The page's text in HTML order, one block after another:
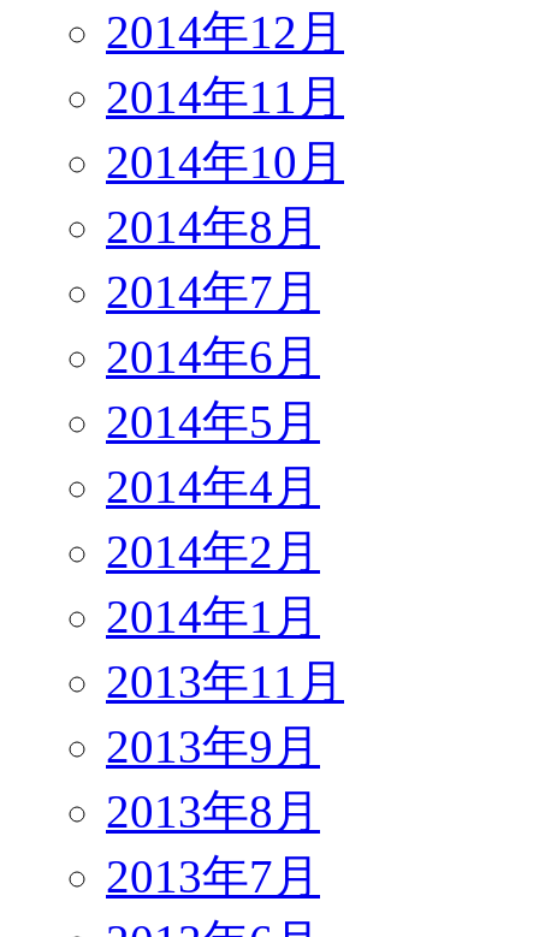
2014年12月
2014年11月
2014年10月
2014年8月
2014年7月
2014年6月
2014年5月
2014年4月
2014年2月
2014年1月
2013年11月
2013年9月
2013年8月
2013年7月